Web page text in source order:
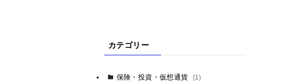
カテゴリー
保険・投資・仮想通貨 (1)